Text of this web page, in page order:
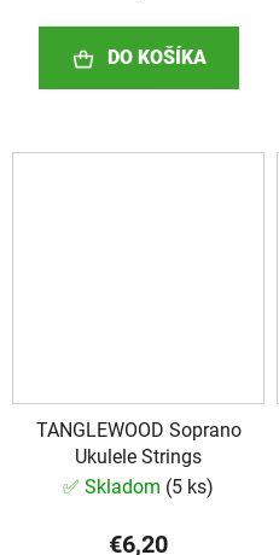
DO KOŠÍKA
TANGLEWOOD Soprano
Ukulele Strings
✅ Skladom (5 ks)
€6,20